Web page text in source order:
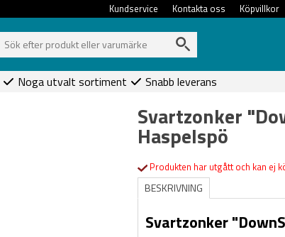
Köpvillkor
Kontakta oss
Kundservice
Noga utvalt sortiment Snabb leverans
Svartzonker
Haspelspö
Produkten har utgått och kan ej
BESKRIVNING
Svartzonker